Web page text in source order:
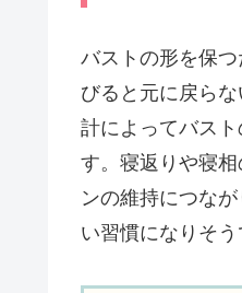
バストの形を保
びると元に戻ら
計によってバス
す。寝返りや寝
ンの維持につな
い習慣になりそう